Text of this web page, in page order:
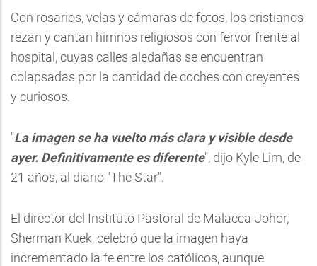
Con rosarios, velas y cámaras de fotos, los cristianos
rezan y cantan himnos religiosos con fervor frente al
hospital, cuyas calles aledañas se encuentran
colapsadas por la cantidad de coches con creyentes
y curiosos.
"La imagen se ha vuelto más clara y visible desde
ayer. Definitivamente es diferente", dijo Kyle Lim, de
21 años, al diario "The Star".
El director del Instituto Pastoral de Malacca-Johor,
Sherman Kuek, celebró que la imagen haya
incrementado la fe entre los católicos, aunque